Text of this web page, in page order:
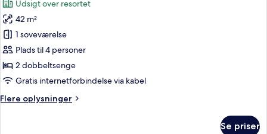
billeder
af
Værelse
-
2
dobbeltsenge
Udsigt over resortet
42 m²
1 soveværelse
Plads til 4 personer
2 dobbeltsenge
Gratis internetforbindelse via kabel
Flere oplysninger
Flere
Se priser